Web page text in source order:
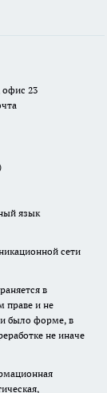
офис 23
язык
сети
в
праве и не
было форме, в
не иначе